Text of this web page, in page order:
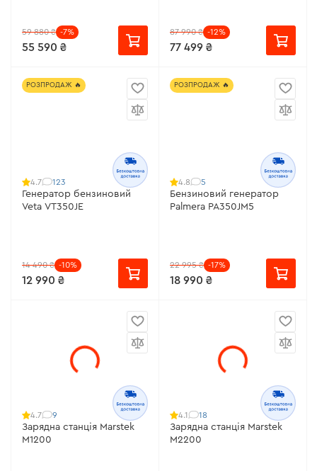
59 880 ₴ -7%
55 590 ₴
87 990 ₴ -12%
77 499 ₴
РОЗПРОДАЖ 🔥
4.7 123
Генератор бензиновий
Veta VT350JE
14 490 ₴ -10%
12 990 ₴
РОЗПРОДАЖ 🔥
4.8 5
Бензиновий генератор
Palmera PA350JМ5
22 995 ₴ -17%
18 990 ₴
4.7 9
Зарядна станція Marstek
M1200
4.1 18
Зарядна станція Marstek
M2200